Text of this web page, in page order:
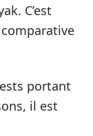
C’est
portant
il est